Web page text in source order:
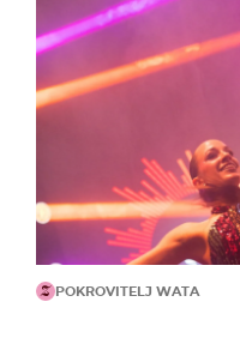
POKROVITELJ WATA